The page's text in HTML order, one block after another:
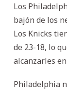
Los
bajón de los
Los Knicks
de 23-18, lo
alcanzarles
Philadelphia